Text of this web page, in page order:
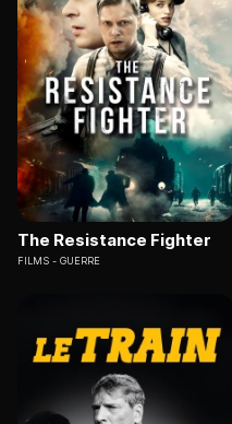
The Resistance Fighter
FILMS GUERRE